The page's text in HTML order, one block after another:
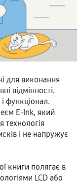
для виконання
відмінності.
функціонал.
E-Ink, який
технологія
і не напружує
книги полягає в
LCD або